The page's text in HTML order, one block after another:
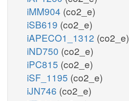
iMM904 (co2_e)
iSB619 (co2_e)
iAPECO1_1312 (co2_e)
iND750 (co2_e)
iPC815 (co2_e)
iSF_1195 (co2_e)
iJN746 (co2_e)